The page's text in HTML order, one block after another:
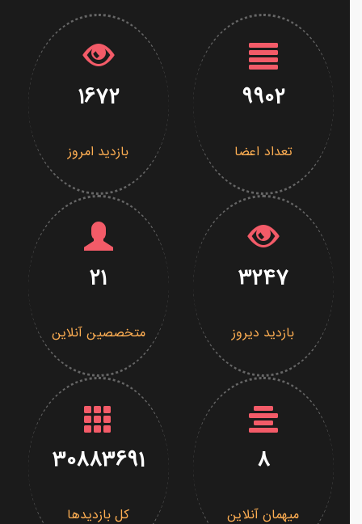
9902
تعداد اعضا
1672
بازدید امروز
3247
بازدید دیروز
21
متخصصین آنلاین
8
میهمان آنلاین
30883691
کل بازدیدها